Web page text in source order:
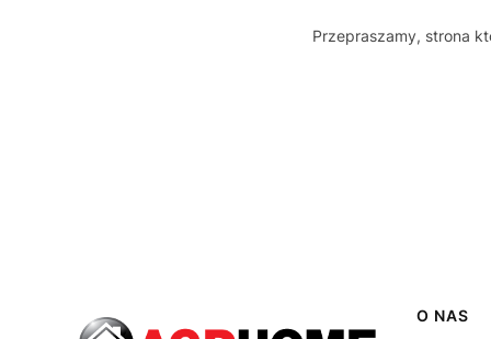
Przepraszamy, strona
Linki
O NAS